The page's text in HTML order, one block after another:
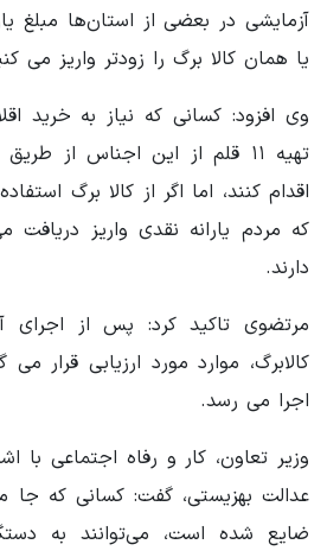
آزمایشی در بعضی از استان‌ها مبلغ
یا همان کالا برگ را زودتر واریز می
وی افزود: کسانی که نیاز به خرید
تهیه ۱۱ قلم از این اجناس از
اقدام کنند، اما اگر از کالا برگ
که مردم یارانه نقدی واریز دریافت
دارند.
مرتضوی تاکید کرد: پس از اجرای
کالابرگ، موارد مورد ارزیابی قرار
اجرا می رسد.
وزیر تعاون، کار و رفاه اجتماعی با
عدالت بهزیستی، گفت: کسانی که جا
ضایع شده است، می‌توانند به